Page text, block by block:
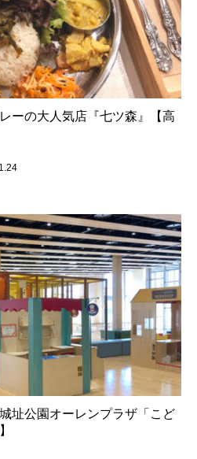
ーの大人気店『七ツ森』【高
址公園オーレンプラザ「こど